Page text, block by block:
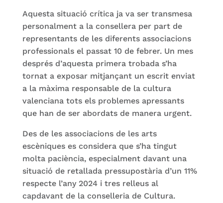
Aquesta situació crítica ja va ser transmesa
personalment a la consellera per part de
representants de les diferents associacions
professionals el passat 10 de febrer. Un mes
després d’aquesta primera trobada s’ha
tornat a exposar mitjançant un escrit enviat
a la màxima responsable de la cultura
valenciana tots els problemes apressants
que han de ser abordats de manera urgent.
Des de les associacions de les arts
escèniques es considera que s’ha tingut
molta paciència, especialment davant una
situació de retallada pressupostària d’un 11%
respecte l’any 2024 i tres relleus al
capdavant de la conselleria de Cultura.